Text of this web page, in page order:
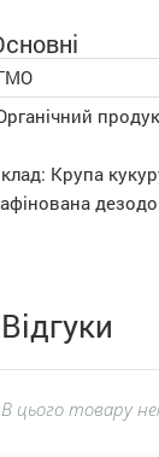
Крупа
Відгуки
В цього товару